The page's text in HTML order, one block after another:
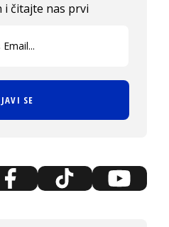
i čitajte nas prvi
SE